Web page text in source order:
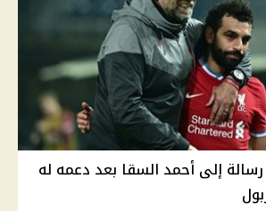
إلى أحمد السقا بعد دعمه له